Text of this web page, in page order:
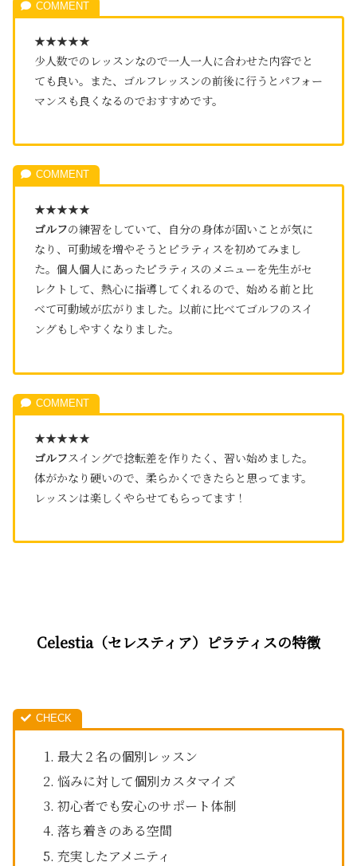
★★★★★
少人数でのレッスンなので一人一人に合わせた内容でと
ても良い。また、ゴルフレッスンの前後に行うとパフォー
マンスも良くなるのでおすすめです。
★★★★★
ゴルフの練習をしていて、自分の身体が固いことが気に
なり、可動域を増やそうとピラティスを初めてみまし
た。個人個人にあったピラティスのメニューを先生がセ
レクトして、熱心に指導してくれるので、始める前と比
べて可動域が広がりました。以前に比べてゴルフのスイ
ングもしやすくなりました。
★★★★★
ゴルフスイングで捻転差を作りたく、習い始めました。
体がかなり硬いので、柔らかくできたらと思ってます。
レッスンは楽しくやらせてもらってます！
Celestia（セレスティア）ピラティスの特徴
最大２名の個別レッスン
悩みに対して個別カスタマイズ
初心者でも安心のサポート体制
落ち着きのある空間
充実したアメニティ